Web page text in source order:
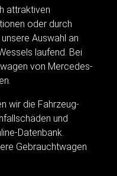
attraktiven
oder durch
Auswahl an
laufend. Bei
von Mercedes-
wir die Fahrzeug-
und
Datenbank.
Gebrauchtwagen